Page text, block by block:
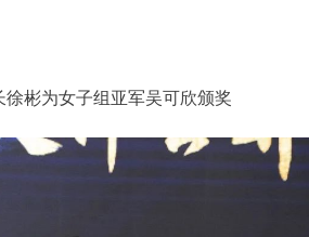
徐彬为女子组亚军吴可欣颁奖